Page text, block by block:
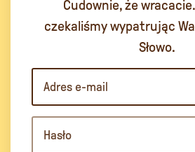
Cudownie, że
czekaliśmy wypatrując
Słowo.